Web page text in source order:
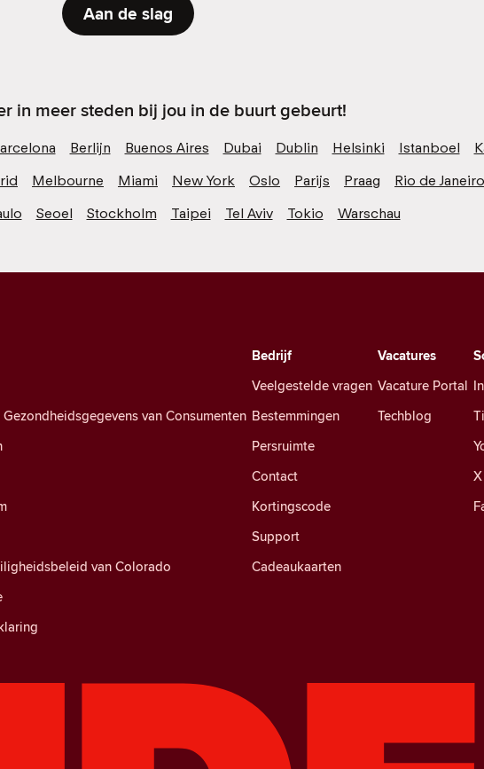
Aan de slag
in meer steden bij jou in de buurt gebeurt!
Berlijn Buenos Aires Dubai Dublin Helsinki Istanboel
Melbourne Miami New York Oslo Parijs Praag Rio de Janeiro
Seoel Stockholm Taipei Tel Aviv Tokio Warschau
X
van Consumenten
van Colorado
Vacatures
Vacature Portal
Techblog
Bedrijf
Veelgestelde vragen
Bestemmingen
Persruimte
Contact
Kortingscode
Support
Cadeaukaarten